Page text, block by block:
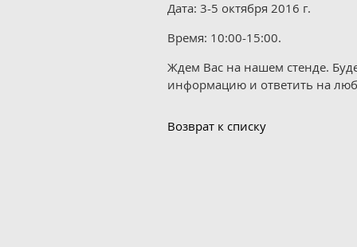
Дата: 3-5 октября 2016 г.
Время: 10:00-15:00.
Ждем Вас на нашем стенде.
информацию и ответить на
Возврат к списку